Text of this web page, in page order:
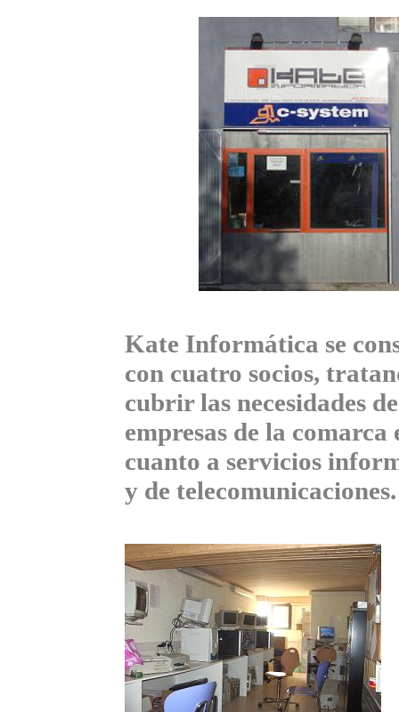
Kate Informática se
con cuatro socios,
cubrir las necesidades
empresas de la comarca
cuanto a servicios
y de telecomunicaciones.